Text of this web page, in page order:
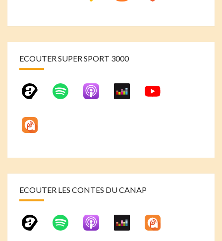
ECOUTER SUPER SPORT 3000
ECOUTER LES CONTES DU CANAP